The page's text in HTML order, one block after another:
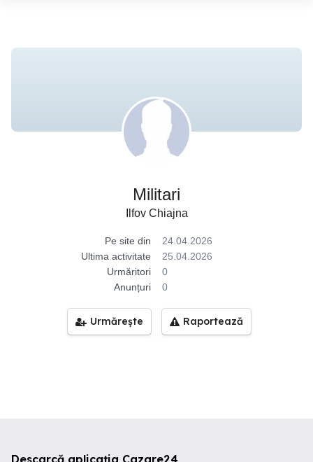
Militari
Ilfov Chiajna
Pe site din
24.04.2026
Ultima activitate
25.04.2026
Urmăritori
0
Anunțuri
0
Urmărește Raportează
Descarcă aplicația Cazare24